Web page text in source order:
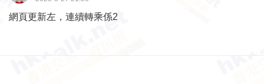
網頁更新左，連續轉乘係2